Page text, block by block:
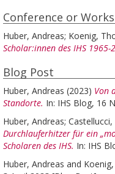
Conference or
Huber, Andreas; Koenig,
Scholar:innen des IHS 1965-
Blog Post
Huber, Andreas (2023) Von
Standorte. In: IHS Blog, 16
Huber, Andreas; Castellucci,
Durchlauferhitzer für ein
Scholaren des IHS. In: IHS
Huber, Andreas and